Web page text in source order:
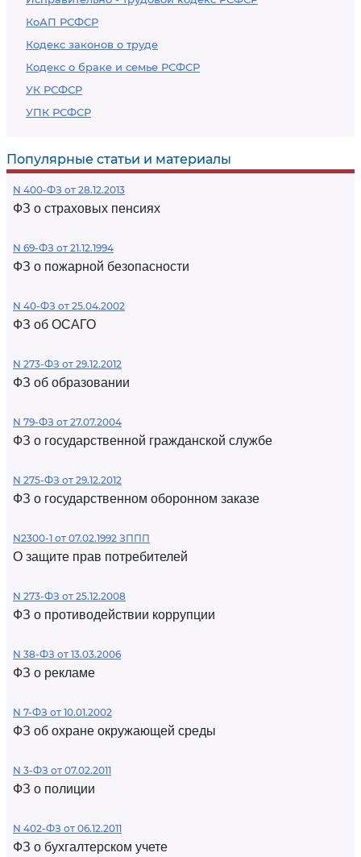
КоАП РСФСР
Кодекс законов о труде
Кодекс о браке и семье РСФСР
УК РСФСР
УПК РСФСР
Популярные статьи и материалы
N 400-ФЗ от 28.12.2013
ФЗ о страховых пенсиях
N 69-ФЗ от 21.12.1994
ФЗ о пожарной безопасности
N 40-ФЗ от 25.04.2002
ФЗ об ОСАГО
N 273-ФЗ от 29.12.2012
ФЗ об образовании
N 79-ФЗ от 27.07.2004
ФЗ о государственной гражданской службе
N 275-ФЗ от 29.12.2012
ФЗ о государственном оборонном заказе
N2300-1 от 07.02.1992 ЗППП
О защите прав потребителей
N 273-ФЗ от 25.12.2008
ФЗ о противодействии коррупции
N 38-ФЗ от 13.03.2006
ФЗ о рекламе
N 7-ФЗ от 10.01.2002
ФЗ об охране окружающей среды
N 3-ФЗ от 07.02.2011
ФЗ о полиции
N 402-ФЗ от 06.12.2011
ФЗ о бухгалтерском учете